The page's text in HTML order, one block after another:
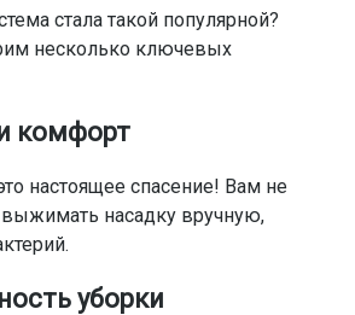
стала такой популярной?
несколько ключевых
комфорт
настоящее спасение! Вам не
насадку вручную,
уборки